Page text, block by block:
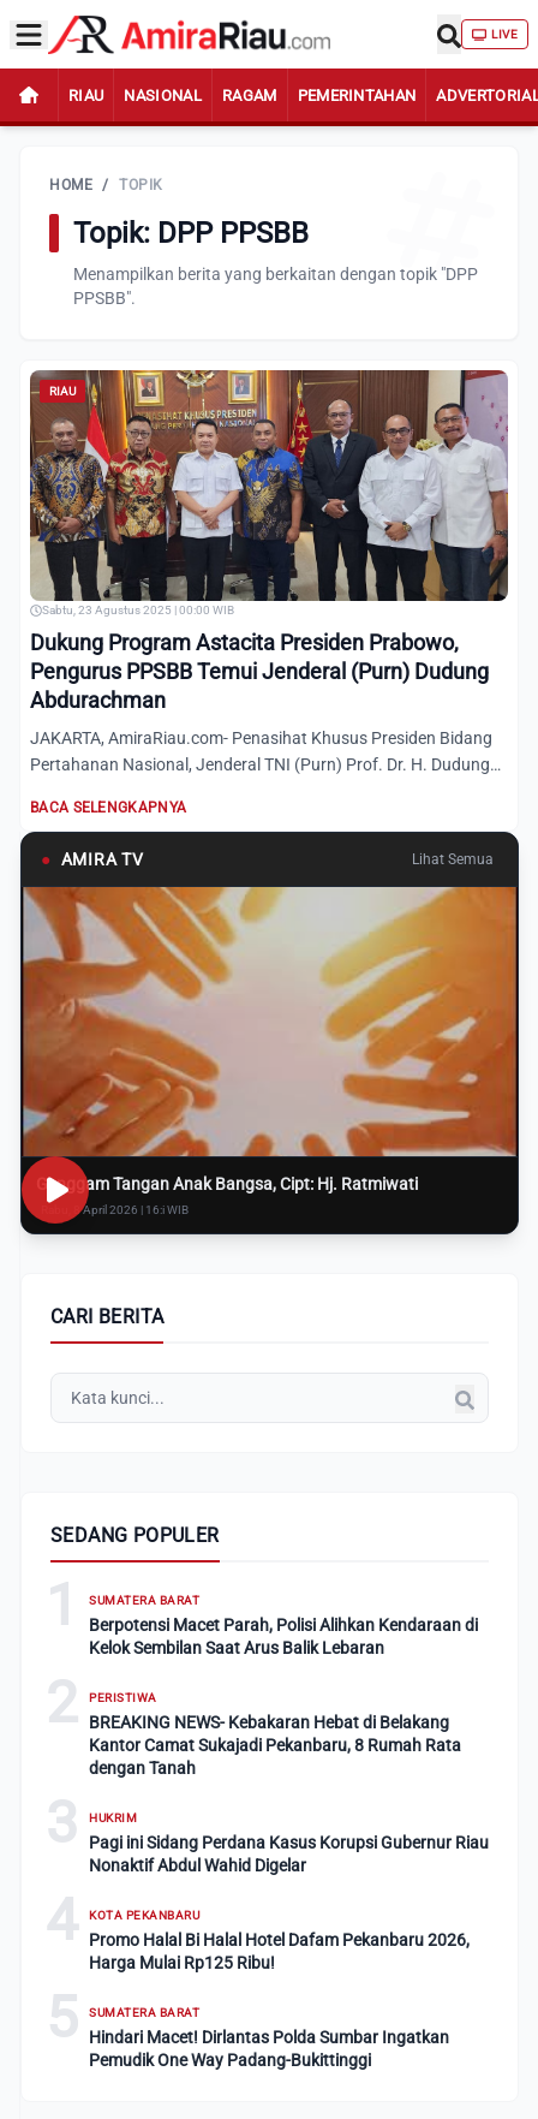
LIVE
RIAU NASIONAL RAGAM PEMERINTAHAN
HOME / TOPIK
Topik: DPP PPSBB
Menampilkan berita yang berkaitan dengan topik "DPP
PPSBB".
RIAU
Sabtu, 23 Agustus 2025 | 00:00 WIB
Dukung Program Astacita Presiden Prabowo,
Pengurus PPSBB Temui Jenderal (Purn) Dudung
Abdurachman
JAKARTA, AmiraRiau.com- Penasihat Khusus Presiden Bidang
Pertahanan Nasional, Jenderal TNI (Purn) Prof. Dr. H. Dudung
BACA SELENGKAPNYA
● AMIRA TV Lihat Semua
Genggam Tangan Anak Bangsa, Cipt: Hj. Ratmiwati
Rabu, 8 April 2026 | 16:i WIB
CARI BERITA
SEDANG POPULER
1 SUMATERA BARAT
Berpotensi Macet Parah, Polisi Alihkan Kendaraan di
Kelok Sembilan Saat Arus Balik Lebaran
2 PERISTIWA
BREAKING NEWS- Kebakaran Hebat di Belakang
Kantor Camat Sukajadi Pekanbaru, 8 Rumah Rata
dengan Tanah
3 HUKRIM
Pagi ini Sidang Perdana Kasus Korupsi Gubernur Riau
Nonaktif Abdul Wahid Digelar
4 KOTA PEKANBARU
Promo Halal Bi Halal Hotel Dafam Pekanbaru 2026,
Harga Mulai Rp125 Ribu!
5 SUMATERA BARAT
Hindari Macet! Dirlantas Polda Sumbar Ingatkan
Pemudik One Way Padang-Bukittinggi